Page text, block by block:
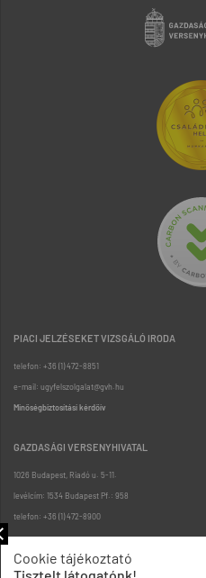
PIACI JELZÉSEKET VIZSGÁLÓ IRODA
telefon: +36 (1) 472-8851
e-mail: ugyfelszolgalat@gvh.hu
Minőségbiztosítási kérdőív
GAZDASÁGI VERSENYHIVATAL
1026 Budapest, Riadó u. 5-11.
levélcím: 1534 Budapest Pf.: 958
telefon: +36 (1) 472-8900
Cookie tájékoztató